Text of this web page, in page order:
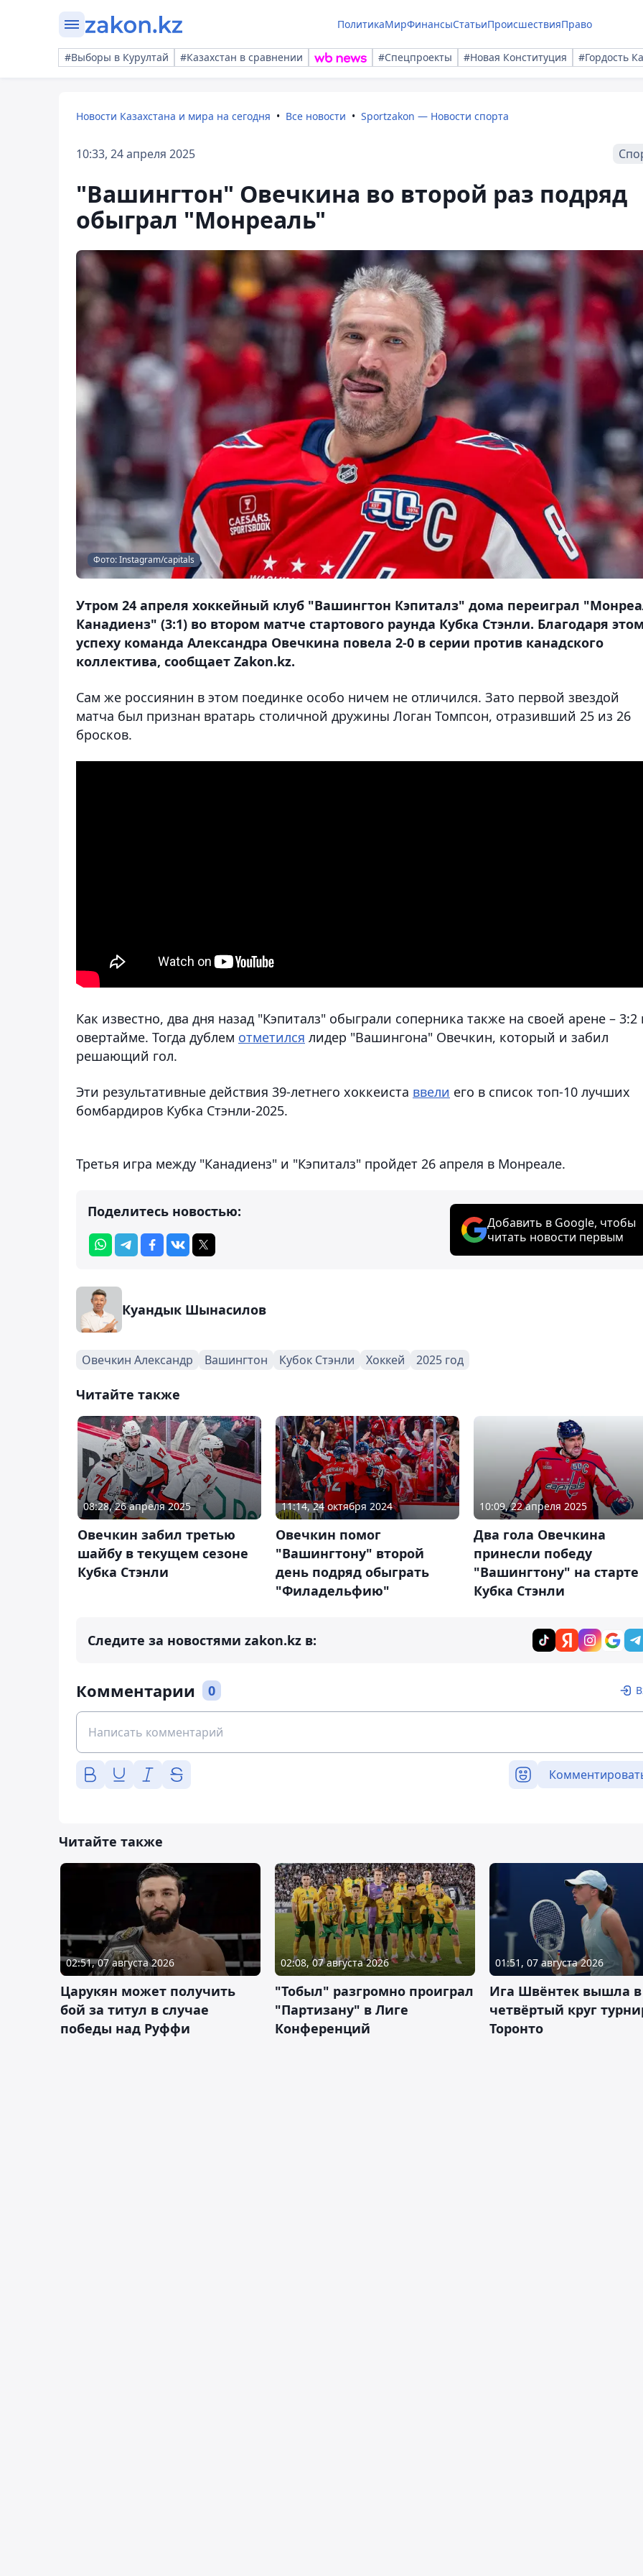
ПолитикаМирФинансыСтатьиПроисшествияПраво
#Выборы в Курултай #Казахстан в сравнении #Спецпроекты #Новая Конституция #Гордость
Новости Казахстана и мира на сегодня Все новости Sportzakon — Новости спорта
10:33, 24 апреля 2025
"Вашингтон" Овечкина во второй раз подряд
обыграл "Монреаль"
Фото: Instagram/capitals
Утром 24 апреля хоккейный клуб "Вашингтон Кэпиталз" дома переиграл
Канадиенз" (3:1) во втором матче стартового раунда Кубка Стэнли. Благодаря
успеху команда Александра Овечкина повела 2-0 в серии против канадского
коллектива, сообщает Zakon.kz.
Сам же россиянин в этом поединке особо ничем не отличился. Зато первой звездой
матча был признан вратарь столичной дружины Логан Томпсон, отразивший 25 из 26
бросков.
Как известно, два дня назад "Кэпиталз" обыграли соперника также на своей арене – 3:2
овертайме. Тогда дублем отметился лидер "Вашингона" Овечкин, который и забил
решающий гол.
Эти результативные действия 39-летнего хоккеиста ввели его в список топ-10 лучших
бомбардиров Кубка Стэнли-2025.
Третья игра между "Канадиенз" и "Кэпиталз" пройдет 26 апреля в Монреале.
Поделитесь новостью:
Добавить в Google, чтобы
читать новости первым
Куандык Шынасилов
Овечкин Александр Вашингтон Кубок Стэнли Хоккей 2025 год
Читайте также
08:28, 26 апреля 2025
Овечкин забил третью
шайбу в текущем сезоне
Кубка Стэнли
11:14, 24 октября 2024
Овечкин помог
"Вашингтону" второй
день подряд обыграть
"Филадельфию"
10:09, 22 апреля 2025
Два гола Овечкина
принесли победу
"Вашингтону" на старте
Кубка Стэнли
Следите за новостями zakon.kz в:
Комментарии 0
Читайте также
02:51, 07 августа 2026
Царукян может получить
бой за титул в случае
победы над Руффи
02:08, 07 августа 2026
"Тобыл" разгромно проиграл
"Партизану" в Лиге
Конференций
01:51, 07 августа 2026
Ига Швёнтек вышла в
четвёртый круг
Торонто